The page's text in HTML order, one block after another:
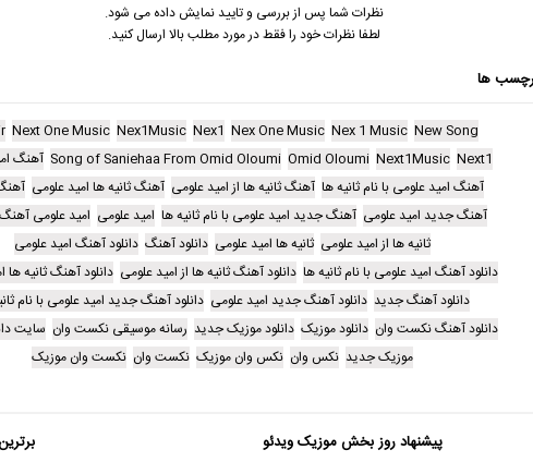
نظرات شما پس از بررسی و تایید نمایش داده می شود.
لطفا نظرات خود را فقط در مورد مطلب بالا ارسال کنید.
ها
New Song
Nex 1 Music
Nex One Music
Nex1
Nex1Music
Next One Music
Next1
Next1Music
Omid Oloumi
Song of Saniehaa From Omid Oloumi آهنگ
آهنگ امید علومی با نام ثانیه ها آهنگ ثانیه ها از امید علومی آهنگ ثانیه ها امید علومی
آهنگ جدید امید علومی آهنگ جدید امید علومی با نام ثانیه ها امید علومی امید علومی آهنگ
ثانیه ها از امید علومی ثانیه ها امید علومی دانلود آهنگ دانلود آهنگ امید علومی
دانلود آهنگ امید علومی با نام ثانیه ها دانلود آهنگ ثانیه ها از امید علومی دانلود آهنگ ثانیه ها
دانلود آهنگ جدید دانلود آهنگ جدید امید علومی دانلود آهنگ جدید امید علومی با نام
دانلود آهنگ نکست وان دانلود موزیک دانلود موزیک جدید رسانه موسیقی نکست وان سایت
موزیک جدید نکس وان نکس وان موزیک نکست وان نکست وان موزیک
پیشنهاد روز بخش موزیک ویدئو